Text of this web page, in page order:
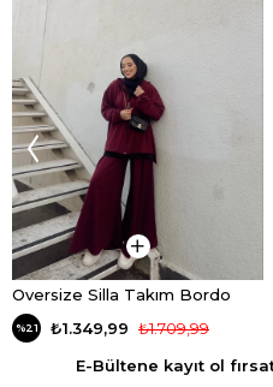
Oversize Silla Takım Bordo
%21 ₺1.349,99 ₺1.709,99
E-Bültene kayıt ol